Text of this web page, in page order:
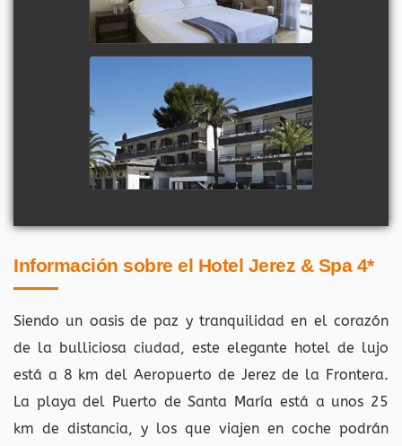
Información sobre el Hotel Jerez & Spa 4*
Siendo un oasis de paz y tranquilidad en el corazón
de la bulliciosa ciudad, este elegante hotel de lujo
está a 8 km del Aeropuerto de Jerez de la Frontera.
La playa del Puerto de Santa María está a unos 25
km de distancia, y los que viajen en coche podrán